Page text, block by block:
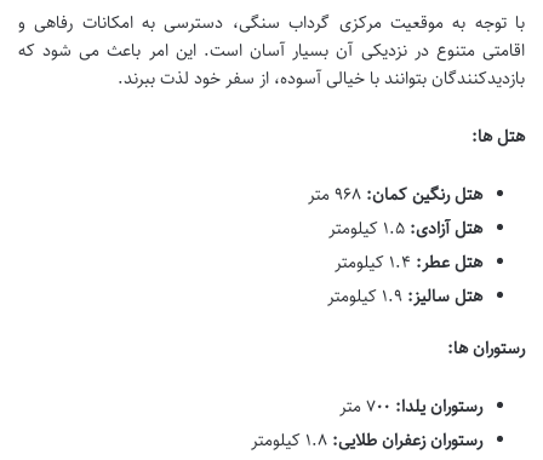
با توجه به موقعیت مرکزی گرداب سنگی، دسترسی به امکانات رفاهی و
اقامتی متنوع در نزدیکی آن بسیار آسان است. این امر باعث می شود که
بازدیدکنندگان بتوانند با خیالی آسوده، از سفر خود لذت ببرند.
هتل ها:
هتل رنگین کمان:
هتل آزادی:
هتل عطر:
هتل سالیز:
رستوران ها:
رستوران یلدا:
رستوران زعفران طلایی: